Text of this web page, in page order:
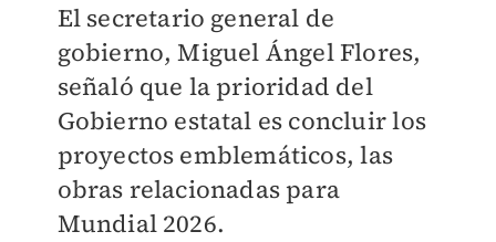
El secretario general de
gobierno, Miguel Ángel Flores,
señaló que la prioridad del
Gobierno estatal es concluir los
proyectos emblemáticos, las
obras relacionadas para
Mundial 2026.